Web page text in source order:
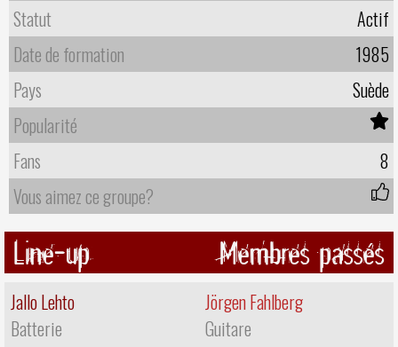
Statut
Actif
Date de formation
1985
Pays
Suède
Popularité
Fans
8
Vous aimez ce groupe?
Line-up
Jallo Lehto
Batterie
Membres passés
Jörgen Fahlberg
Guitare